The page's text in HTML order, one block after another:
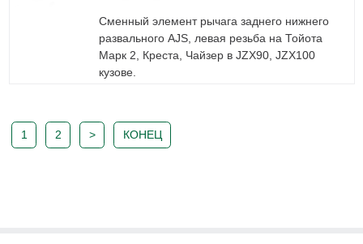
Сменный элемент рычага заднего нижнего
развального AJS, левая резьба на Тойота
Марк 2, Креста, Чайзер в JZX90, JZX100
кузове.
1 2 > КОНЕЦ